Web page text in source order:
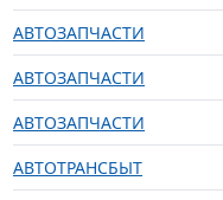
АВТОЗАПЧАСТИ
АВТОЗАПЧАСТИ
АВТОЗАПЧАСТИ
АВТОТРАНСБЫТ